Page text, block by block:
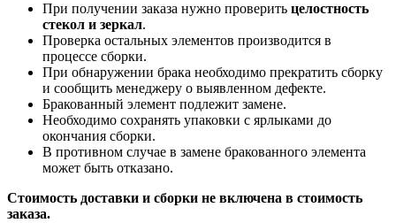
При получении заказа нужно проверить целостность
стекол и зеркал.
Проверка остальных элементов производится в
процессе сборки.
При обнаружении брака необходимо прекратить сборку
и сообщить менеджеру о выявленном дефекте.
Бракованный элемент подлежит замене.
Необходимо сохранять упаковки с ярлыками до
окончания сборки.
В противном случае в замене бракованного элемента
может быть отказано.
Стоимость доставки и сборки не включена в стоимость
заказа.